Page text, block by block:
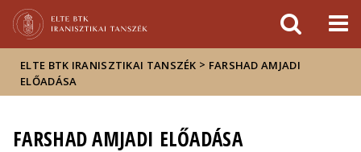
sajtóban
ELTE BTK IRANISZTIKAI TANSZÉK > FARSHAD AMJADI
ELŐADÁSA
FARSHAD AMJADI ELŐADÁSA